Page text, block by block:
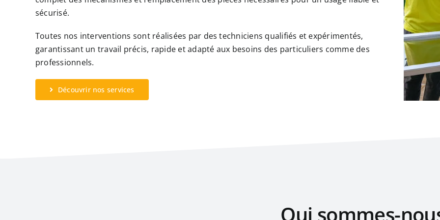
sécurisé.
Toutes nos interventions sont réalisées par des techniciens qualifiés et expérimentés,
garantissant un travail précis, rapide et adapté aux besoins des particuliers comme des
professionnels.
Découvrir nos services
Qui sommes-